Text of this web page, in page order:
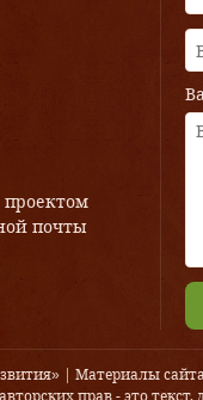
почты
| Материалы